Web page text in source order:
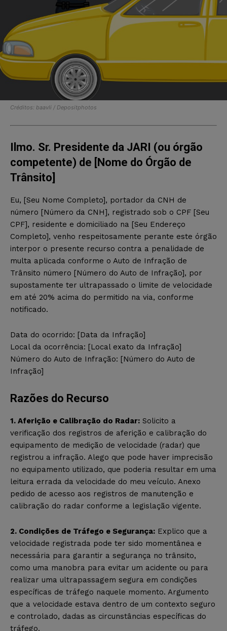
Créditos: baavli / Depositphotos
Ilmo. Sr. Presidente da JARI (ou órgão
competente) de [Nome do Órgão de
Trânsito]
Eu, [Seu Nome Completo], portador da CNH de
número [Número da CNH], registrado sob o CPF [Seu
CPF], residente e domiciliado na [Seu Endereço
Completo], venho respeitosamente perante este órgão
interpor o presente recurso contra a penalidade de
multa aplicada conforme o Auto de Infração de
Trânsito número [Número do Auto de Infração], por
supostamente ter ultrapassado o limite de velocidade
em até 20% acima do permitido na via, conforme
notificado.
Data do ocorrido: [Data da Infração]
Local da ocorrência: [Local exato da Infração]
Número do Auto de Infração: [Número do Auto de
Infração]
Razões do Recurso
1. Aferição e Calibração do Radar: Solicito a
verificação dos registros de aferição e calibração do
equipamento de medição de velocidade (radar) que
registrou a infração. Alego que pode haver imprecisão
no equipamento utilizado, que poderia resultar em uma
leitura errada da velocidade do meu veículo. Anexo
pedido de acesso aos registros de manutenção e
calibração do radar conforme a legislação vigente.
2. Condições de Tráfego e Segurança: Explico que a
velocidade registrada pode ter sido momentânea e
necessária para garantir a segurança no trânsito,
como uma manobra para evitar um acidente ou para
realizar uma ultrapassagem segura em condições
específicas de tráfego naquele momento. Argumento
que a velocidade estava dentro de um contexto seguro
e controlado, dadas as circunstâncias específicas do
tráfego.